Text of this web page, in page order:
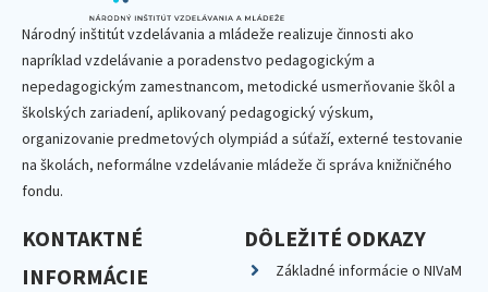
Národný inštitút vzdelávania a mládeže realizuje činnosti ako
napríklad vzdelávanie a poradenstvo pedagogickým a
nepedagogickým zamestnancom, metodické usmerňovanie škôl a
školských zariadení, aplikovaný pedagogický výskum,
organizovanie predmetových olympiád a súťaží, externé testovanie
na školách, neformálne vzdelávanie mládeže či správa knižničného
fondu.
KONTAKTNÉ
INFORMÁCIE
DÔLEŽITÉ ODKAZY
Základné informácie o NIVaM